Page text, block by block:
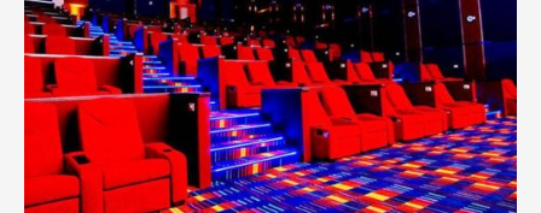
сайжруулах зэрэг асуудлаар мэдэгдэл хүргүүллээ.
Мөн өмчийн аливаа хэлбэрийг үл харгалзан 197
сургууль, 457 цэцэрлэг, их …